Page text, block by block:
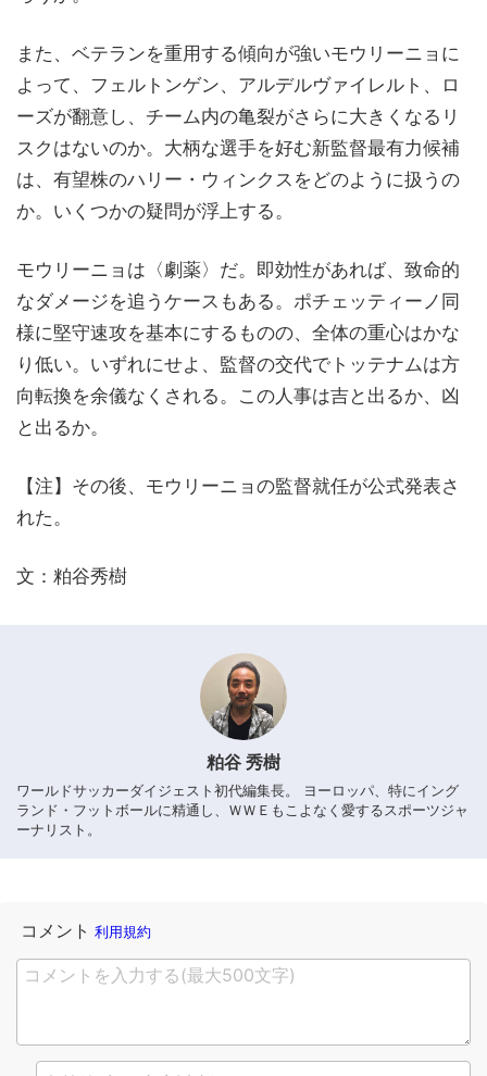
また、ベテランを重用する傾向が強いモウリーニョに
よって、フェルトンゲン、アルデルヴァイレルト、ロ
ーズが翻意し、チーム内の亀裂がさらに大きくなるリ
スクはないのか。大柄な選手を好む新監督最有力候補
は、有望株のハリー・ウィンクスをどのように扱うの
か。いくつかの疑問が浮上する。
モウリーニョは〈劇薬〉だ。即効性があれば、致命的
なダメージを追うケースもある。ポチェッティーノ同
様に堅守速攻を基本にするものの、全体の重心はかな
り低い。いずれにせよ、監督の交代でトッテナムは方
向転換を余儀なくされる。この人事は吉と出るか、凶
と出るか。
【注】その後、モウリーニョの監督就任が公式発表さ
れた。
文：粕谷秀樹
粕谷 秀樹
ワールドサッカーダイジェスト初代編集長。 ヨーロッパ、特にイング
ランド・フットボールに精通し、ＷＷＥもこよなく愛するスポーツジャ
ーナリスト。